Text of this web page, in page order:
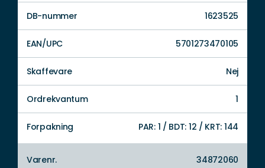
DB-nummer 1623525
EAN/UPC 5701273470105
Skaffevare Nej
Ordrekvantum 1
Forpakning PAR: 1 / BDT: 12 / KRT: 144
Varenr. 34872060